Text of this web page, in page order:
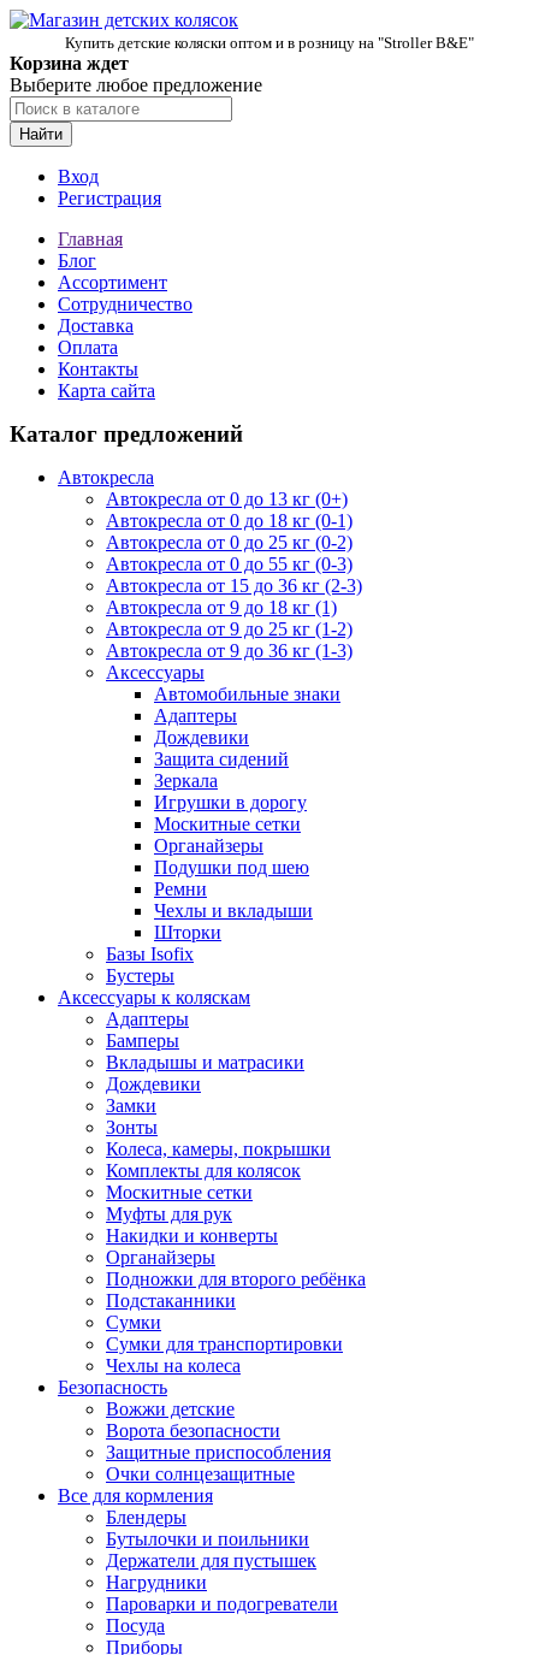
Купить детские коляски оптом и в розницу на "Stroller B&E"
Корзина ждет
Выберите любое предложение
Найти
Вход
Регистрация
Главная
Блог
Ассортимент
Сотрудничество
Доставка
Оплата
Контакты
Карта сайта
Каталог предложений
Автокресла
Автокресла от 0 до 13 кг (0+)
Автокресла от 0 до 18 кг (0-1)
Автокресла от 0 до 25 кг (0-2)
Автокресла от 0 до 55 кг (0-3)
Автокресла от 15 до 36 кг (2-3)
Автокресла от 9 до 18 кг (1)
Автокресла от 9 до 25 кг (1-2)
Автокресла от 9 до 36 кг (1-3)
Аксессуары
Автомобильные знаки
Адаптеры
Дождевики
Защита сидений
Зеркала
Игрушки в дорогу
Москитные сетки
Органайзеры
Подушки под шею
Ремни
Чехлы и вкладыши
Шторки
Базы Isofix
Бустеры
Аксессуары к коляскам
Адаптеры
Бамперы
Вкладышы и матрасики
Дождевики
Замки
Зонты
Колеса, камеры, покрышки
Комплекты для колясок
Москитные сетки
Муфты для рук
Накидки и конверты
Органайзеры
Подножки для второго ребёнка
Подстаканники
Сумки
Сумки для транспортировки
Чехлы на колеса
Безопасность
Вожжи детские
Ворота безопасности
Защитные приспособления
Очки солнцезащитные
Все для кормления
Блендеры
Бутылочки и поильники
Держатели для пустышек
Нагрудники
Пароварки и подогреватели
Посуда
Приборы